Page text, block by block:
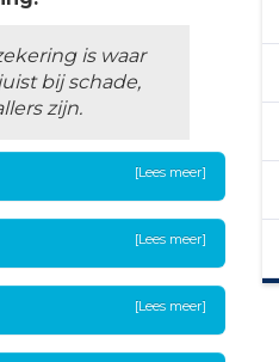
is waar
bij schade,
zijn.
[Lees meer]
[Lees meer]
[Lees meer]